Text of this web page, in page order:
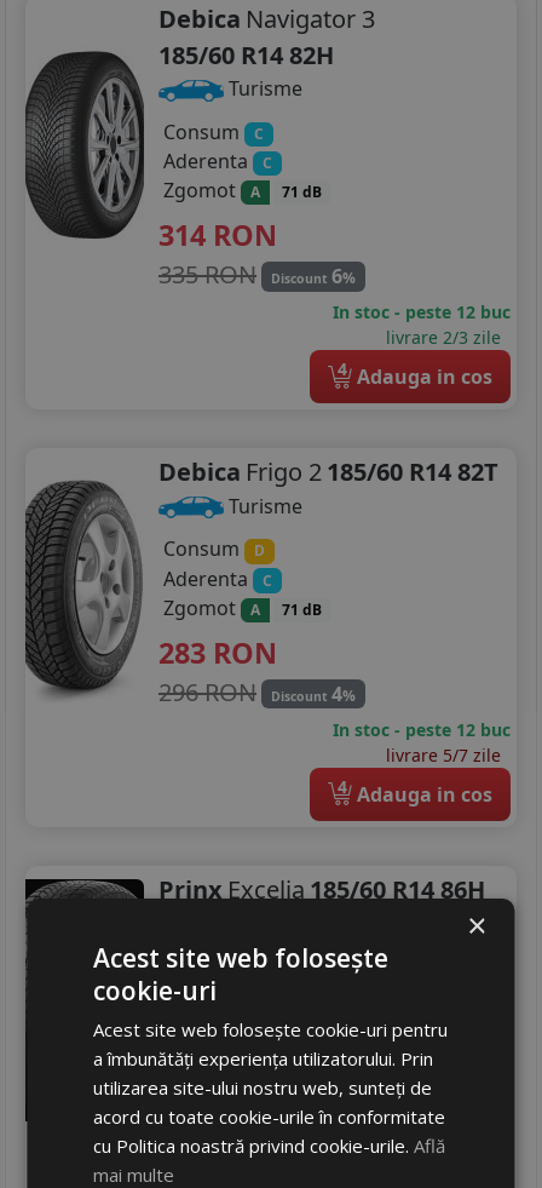
Debica Navigator 3
185/60 R14 82H
Turisme
Consum
C
Aderenta C
Zgomot A 71 dB
314 RON
335 RON Discount 6%
In stoc - peste 12 buc
livrare 2/3 zile
4 Adauga in cos
Debica Frigo 2185/60 R14 82T
Turisme
Consum
D
Aderenta C
Zgomot A 71 dB
283 RON
296 RON Discount 4%
In stoc - peste 12 buc
livrare 5/7 zile
4 Adauga in cos
Prinx Excelia 185/60 R14 86H
Consum D
Aderenta
Zgomot A 71 dB
257RON
269 RON Discount4%
In stoc - peste 12 buc
×
Acest site web folosește
cookie-uri
Acest site web folosește cookie-uri pentru
a îmbunătăți experiența utilizatorului. Prin
utilizarea site-ului nostru web, sunteți de
acord cu toate cookie-urile în conformitate
cu Politica noastră privind cookie-urile.Află
mai multe